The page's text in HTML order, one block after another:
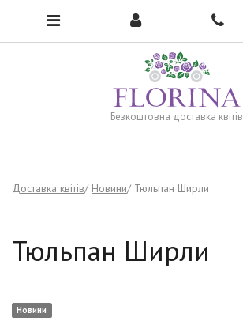
Безкоштовна доставка квітів
To open the menu, click here →
Доставка квітів Новини Тюльпан Ширли
Тюльпан Ширли
Новини